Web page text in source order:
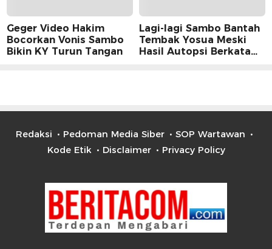
Geger Video Hakim
Bocorkan Vonis Sambo
Bikin KY Turun Tangan
Lagi-lagi Sambo Bantah
Tembak Yosua Meski
Hasil Autopsi Berkata
Redaksi Pedoman Media Siber
SOP Wartawan
Kode Etik
Disclaimer Privacy Policy